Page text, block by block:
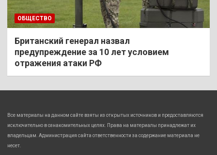
ОБЩЕСТВО
Британский генерал назвал
предупреждение за 10 лет условием
отражения атаки РФ
Все материалы на данном сайте взяты из открытых источников и предоставляются
исключительно в ознакомительных целях. Права на материалы принадлежат их
владельцам. Администрация сайта ответственности за содержание материала не
несет.